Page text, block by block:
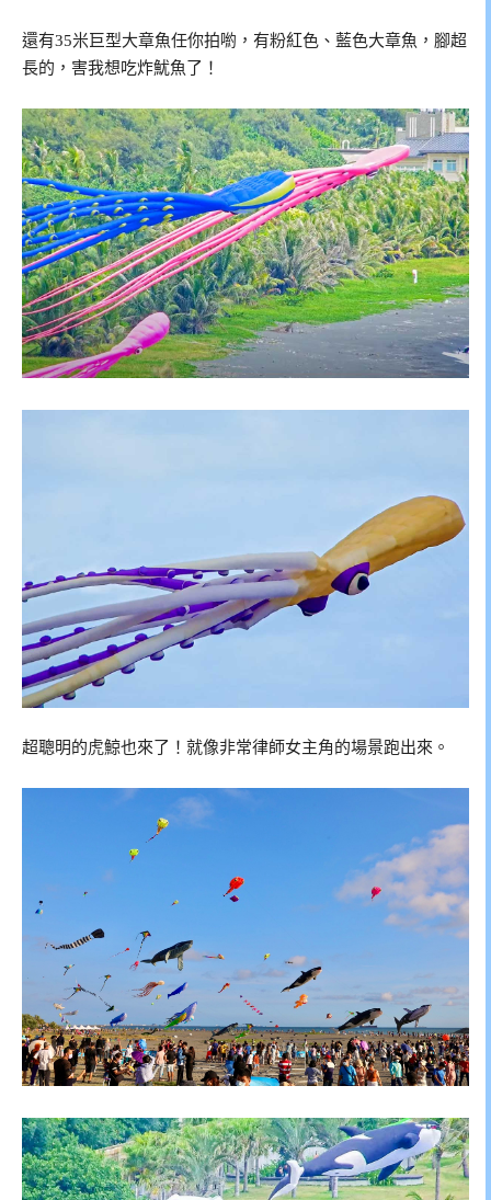
還有35米巨型大章魚任你拍喲，有粉紅色、藍色大章魚，腳超
長的，害我想吃炸魷魚了！
超聰明的虎鯨也來了！就像非常律師女主角的場景跑出來。